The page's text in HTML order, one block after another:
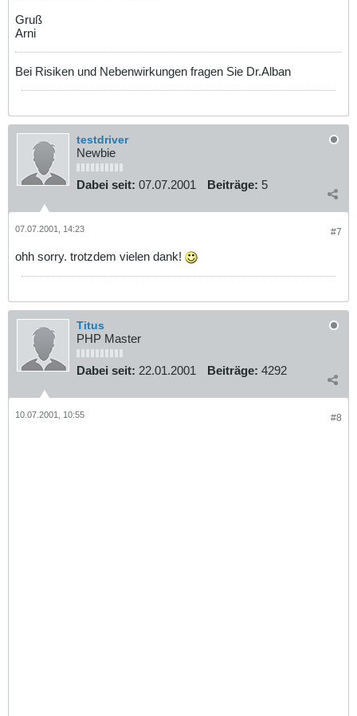
Gruß
Arni
Bei Risiken und Nebenwirkungen fragen Sie Dr.Alban
testdriver
Newbie
Dabei seit: 07.07.2001 Beiträge: 5
#7
07.07.2001, 14:23
ohh sorry. trotzdem vielen dank!
Titus
PHP Master
Dabei seit: 22.01.2001 Beiträge: 4292
#8
10.07.2001, 10:55